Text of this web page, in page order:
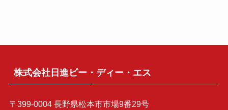
株式会社日進ピー・ディー・エス
〒399-0004 長野県松本市市場9番29号